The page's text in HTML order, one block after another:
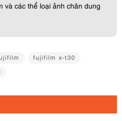
và các thể loại ảnh chân dung
fujifilm x-t30